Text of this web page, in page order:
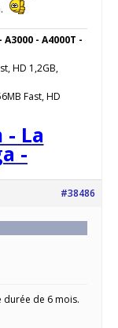
A3000 - A4000T -
HD 1,2GB,
Fast, HD
- La
-
#38486
de 6 mois.